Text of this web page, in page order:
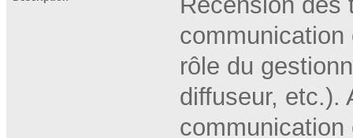
rôle du
diffuseur, etc.).
communication